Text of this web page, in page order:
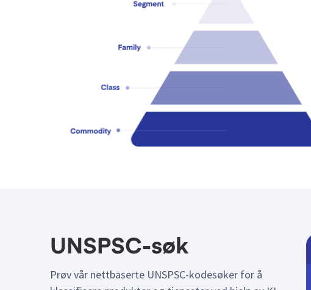
UNSPSC-søk
Prøv vår nettbaserte UNSPSC-kodesøker for å